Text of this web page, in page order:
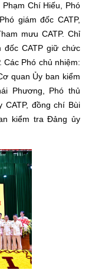
Chí Hiếu, Phó
giám đốc CATP,
mưu CATP. Chỉ
đốc CATP giữ chức
Các Phó chủ nhiệm:
quan Ủy ban kiểm
Phương, Phó thủ
đồng chí Bùi
kiểm tra Đảng ủy